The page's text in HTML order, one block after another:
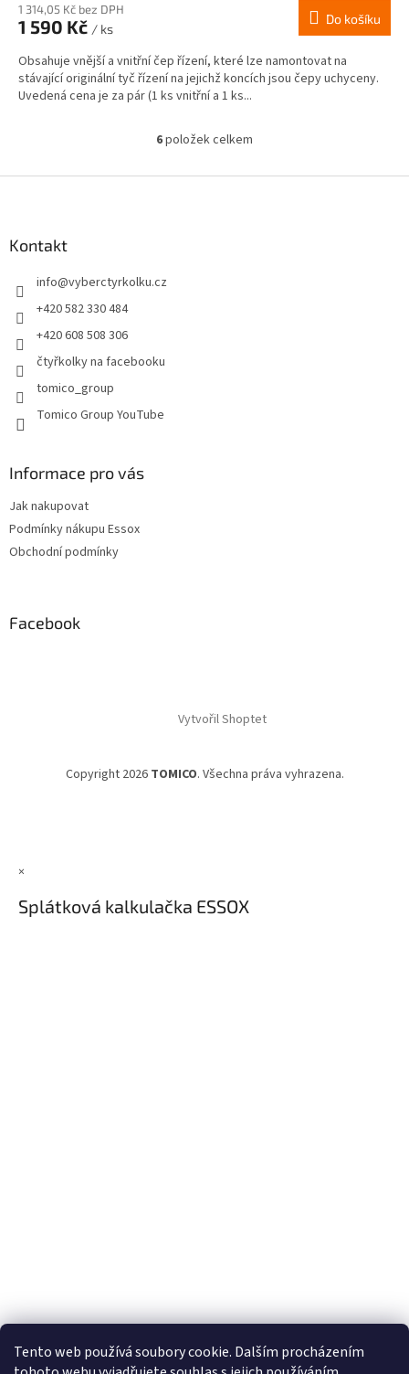
Tento web používá soubory cookie. Dalším procházením
1 314,05 Kč bez DPH
1 590 Kč / ks
Do košíku
Obsahuje vnější a vnitřní čep řízení, které lze namontovat na
stávající originální tyč řízení na jejichž koncích jsou čepy uchyceny.
Uvedená cena je za pár (1 ks vnitřní a 1 ks...
O
l
6položek celkem
Kontakt
info@vyberctyrkolku.cz
+420 582 330 484
+420 608 508 306
čtyřkolky na facebooku
tomico_group
Tomico Group YouTube
Informace pro vás
Jak nakupovat
Podmínky nákupu Essox
Obchodní podmínky
Facebook
Vytvořil Shoptet
Copyright 2026 TOMICO. Všechna práva vyhrazena.
×
Splátková kalkulačka ESSOX